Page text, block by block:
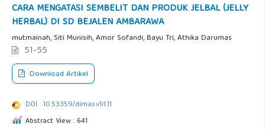
CARA MENGATASI SEMBELIT DAN PRODUK JELBAL (JELLY
HERBAL) DI SD BEJALEN AMBARAWA
mutmainah, Siti Munisih, Amor Sofandi, Bayu Tri, Athika Darumas
51-55
Download Artikel
DOI : 10.53359/dimas.v1i1.11
Abstract View : 641